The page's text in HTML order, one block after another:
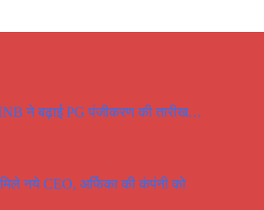
ने बढ़ाई PG पंजीकरण की तारीख…
नये CEO, अर्फिका की कंपंनी को